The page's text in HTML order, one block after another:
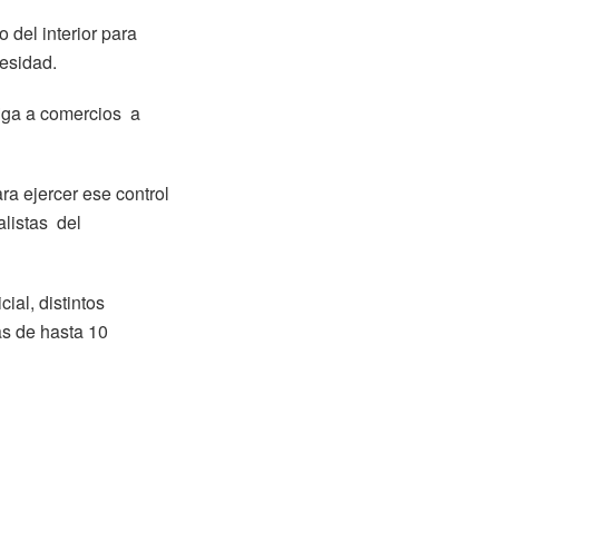
del interior para
a comercios a
ejercer ese control
del
distintos
de hasta 10